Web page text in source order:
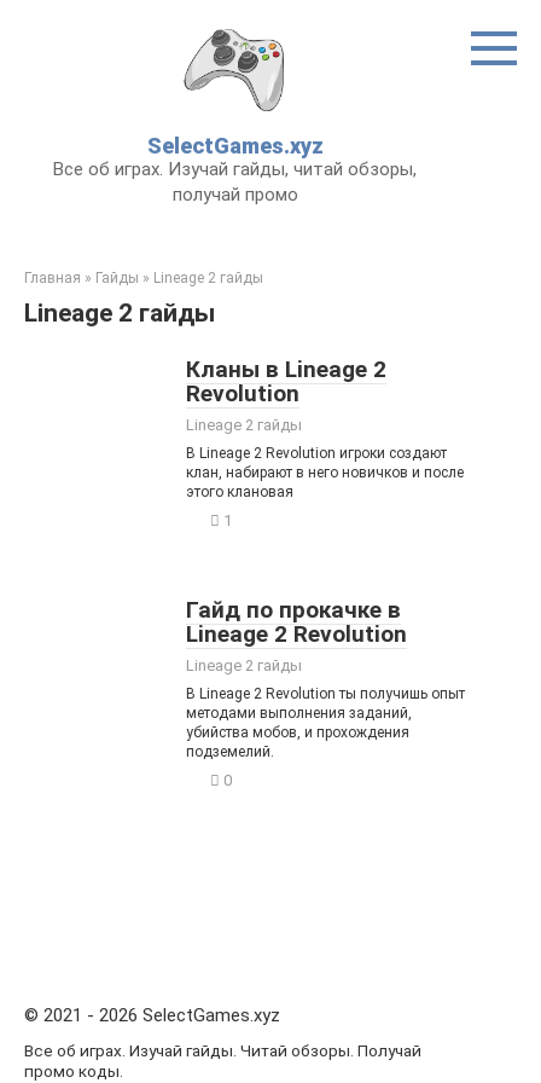
SelectGames.xyz
Все об играх. Изучай гайды, читай обзоры,
получай промо
Главная » Гайды » Lineage 2 гайды
Lineage 2 гайды
Кланы в Lineage 2
Revolution
Lineage 2 гайды
В Lineage 2 Revolution игроки создают
клан, набирают в него новичков и после
этого клановая
1
Гайд по прокачке в
Lineage 2 Revolution
Lineage 2 гайды
В Lineage 2 Revolution ты получишь опыт
методами выполнения заданий,
убийства мобов, и прохождения
подземелий.
0
© 2021 - 2026 SelectGames.xyz
Все об играх. Изучай гайды. Читай обзоры. Получай
промо коды.